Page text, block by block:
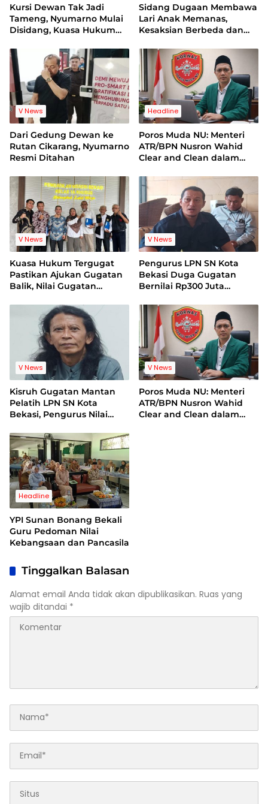
Kursi Dewan Tak Jadi
Tameng, Nyumarno Mulai
Disidang, Kuasa Hukum
Hukum Bebas Intervensi
Sidang Dugaan Membawa
Lari Anak Memanas,
Kesaksian Berbeda dan
V News
Dari Gedung Dewan ke
Rutan Cikarang, Nyumarno
Resmi Ditahan
Headline
Poros Muda NU: Menteri
ATR/BPN Nusron Wahid
Clear and Clean dalam
Kuansing
V News
Kuasa Hukum Tergugat
Pastikan Ajukan Gugatan
Balik, Nilai Gugatan
Legal Standing
V News
Pengurus LPN SN Kota
Bekasi Duga Gugatan
Bernilai Rp300 Juta
Terhadap Lembaga
V News
Kisruh Gugatan Mantan
Pelatih LPN SN Kota
Bekasi, Pengurus Nilai
Berdasar
V News
Poros Muda NU: Menteri
ATR/BPN Nusron Wahid
Clear and Clean dalam
Headline
YPI Sunan Bonang Bekali
Guru Pedoman Nilai
Kebangsaan dan Pancasila
Tinggalkan Balasan
Alamat email Anda tidak akan dipublikasikan. Ruas yang
wajib ditandai *